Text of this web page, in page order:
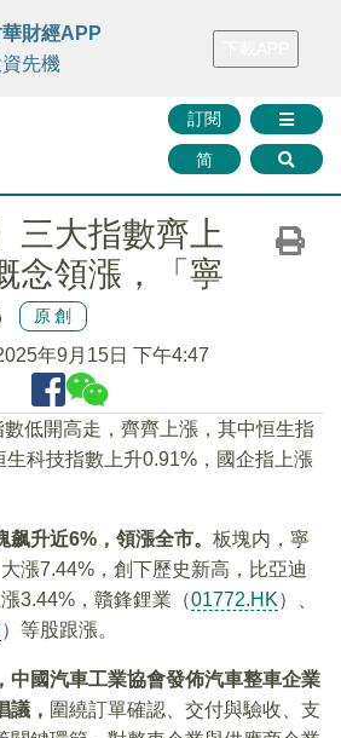
FINMETA 財華證券 媒體矩陣
訂閱
简
財經APP
先機
三大指數齊上
念領漲，「寧
原創
年9月15日 下午4:47
低開高走，齊齊上漲，其中恒生指
科技指數上升0.91%，國企指上漲
飙升近6%，領漲全市。 板塊内，寧
漲7.44%，創下歷史新高，比亞迪
3.44%，贛鋒鋰業（01772.HK）、
）等股跟漲。
中國汽車工業協會發佈汽車整車企業
議， 圍繞訂單確認、交付與驗收、支